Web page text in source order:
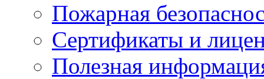
Пожарная
Сертификаты и
Полезная